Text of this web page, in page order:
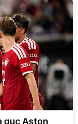
gục Aston